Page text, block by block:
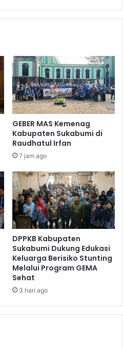
GEBER MAS Kemenag
Kabupaten Sukabumi di
Raudhatul Irfan
7 jam ago
DPPKB Kabupaten
Sukabumi Dukung Edukasi
Keluarga Berisiko Stunting
Melalui Program GEMA
Sehat
3 hari ago